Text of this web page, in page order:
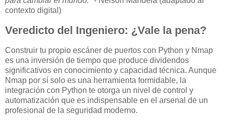
contexto digital)
Veredicto del Ingeniero: ¿Vale la pena?
Construir tu propio escáner de puertos con Python y Nmap
es una inversión de tiempo que produce dividendos
significativos en conocimiento y capacidad técnica. Aunque
Nmap por sí solo es una herramienta formidable, la
integración con Python te otorga un nivel de control y
automatización que es indispensable en el arsenal de un
profesional de la seguridad moderno.